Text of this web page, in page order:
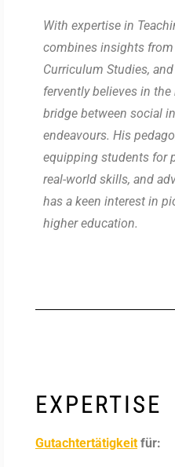
With expertise in
combines insights from
Curriculum Studies,
fervently believes in
bridge between social
endeavours. His
equipping students for
real-world skills, and
has a keen interest in
higher education.
EXPERTISE
Gutachtertätigkeitfür: